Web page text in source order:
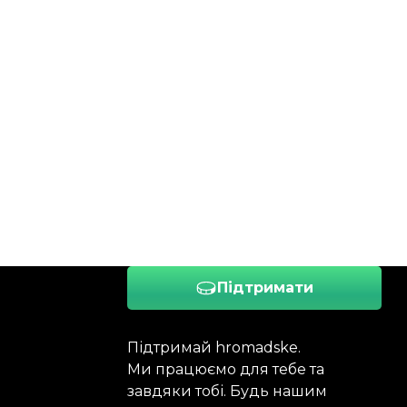
Підтримати
Підтримай hromadske.
Ми працюємо для тебе та
завдяки тобі. Будь нашим